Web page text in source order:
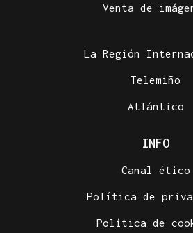
Venta de
La Región
Telemiño
Atlántico
INFO
Canal ético
Política de
Política de